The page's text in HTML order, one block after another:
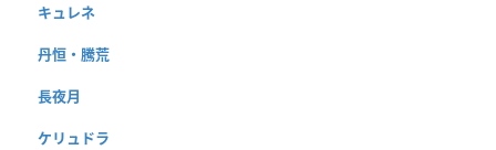
キュレネ
丹恒・騰荒
長夜月
ケリュドラ